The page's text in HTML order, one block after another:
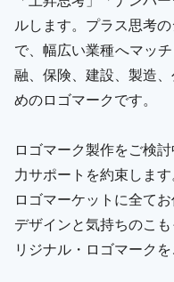
ルします。プラス思考
で、幅広い業種へマッ
融、保険、建設、製造
めのロゴマークです。
ロゴマーク製作をご検
力サポートを約束しま
ロゴマーケットに全て
デザインと気持ちのこ
リジナル・ロゴマーク